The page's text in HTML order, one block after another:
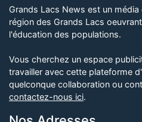
Grands Lacs News est un
région des Grands Lacs
l'éducation des populations.
Vous cherchez un espace
travailler avec cette plateforme
quelconque collaboration ou
contactez-nous ici.